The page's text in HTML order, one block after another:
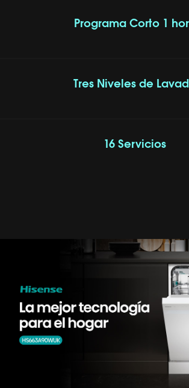
Programa Corto 1
Tres Niveles de
16 Servicios